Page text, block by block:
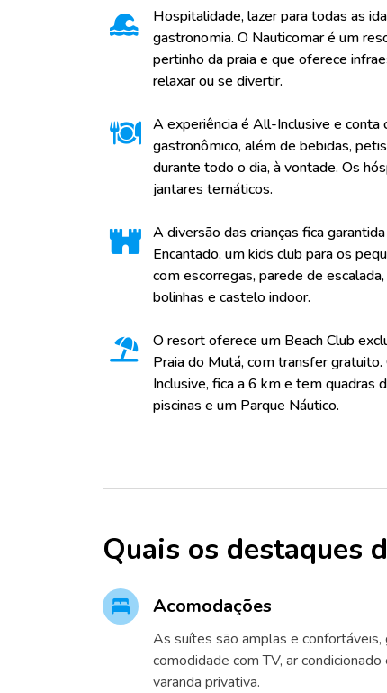
Hospitalidade, lazer para todas as
gastronomia. O Nauticomar é um
pertinho da praia e que oferece
relaxar ou se divertir.
A experiência é All-Inclusive e conta
gastronômico, além de bebidas,
durante todo o dia, à vontade. Os
jantares temáticos.
A diversão das crianças fica
Encantado, um kids club para os
com escorregas, parede de
bolinhas e castelo indoor.
O resort oferece um Beach Club
Praia do Mutá, com transfer
Inclusive, fica a 6 km e tem quadras
piscinas e um Parque Náutico.
Quais os destaques
Acomodações
As suítes são amplas e confortáveis,
comodidade com TV, ar
varanda privativa.